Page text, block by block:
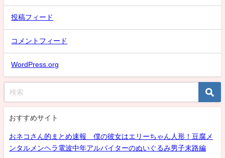
投稿フィード
コメントフィード
WordPress.org
おすすめサイト
おネコさん的まとめ速報 僕の彼女はエリーちゃん人形！豆腐メ
ンタルメンヘラ電波中年アルバイターのぬいぐるみ男子末路編